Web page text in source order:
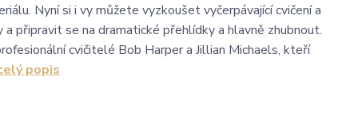
Nyní si i vy můžete vyzkoušet vyčerpávající cvičení a
a připravit se na dramatické přehlídky a hlavně zhubnout.
cvičitelé Bob Harper a Jillian Michaels, kteří
popis